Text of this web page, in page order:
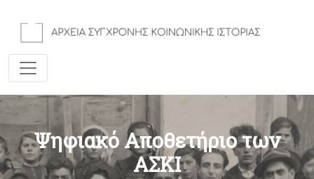
Ψηφιακό Αποθετήριο των
ΑΣΚΙ